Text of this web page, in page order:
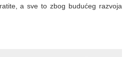
a sve to zbog bu­du­ćeg raz­vo­ja